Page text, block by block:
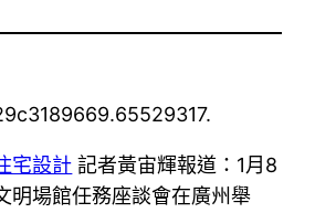
宅設計 記者黃宙輝報道：1月8
明場館任務座談會在廣州舉